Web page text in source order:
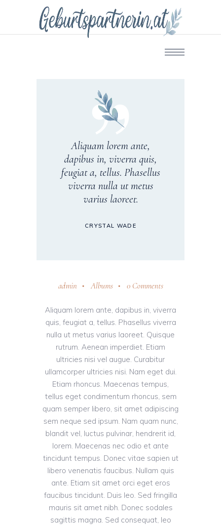
Aliquam lorem ante,
dapibus in, viverra quis,
feugiat a, tellus. Phasellus
viverra nulla ut metus
varius laoreet.
CRYSTAL WADE
admin Albums 0 Comments
Aliquam lorem ante, dapibus in, viverra
quis, feugiat a, tellus. Phasellus viverra
nulla ut metus varius laoreet. Quisque
rutrum. Aenean imperdiet. Etiam
ultricies nisi vel augue. Curabitur
ullamcorper ultricies nisi. Nam eget dui.
Etiam rhoncus. Maecenas tempus,
tellus eget condimentum rhoncus, sem
quam semper libero, sit amet adipiscing
sem neque sed ipsum. Nam quam nunc,
blandit vel, luctus pulvinar, hendrerit id,
lorem. Maecenas nec odio et ante
tincidunt tempus. Donec vitae sapien ut
libero venenatis faucibus. Nullam quis
ante. Etiam sit amet orci eget eros
faucibus tincidunt. Duis leo. Sed fringilla
mauris sit amet nibh. Donec sodales
sagittis magna. Sed consequat, leo